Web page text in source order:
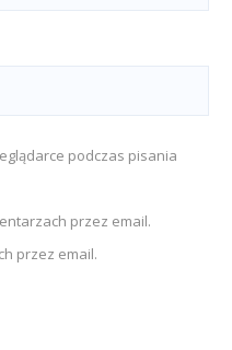
podczas pisania
przez email.
przez email.